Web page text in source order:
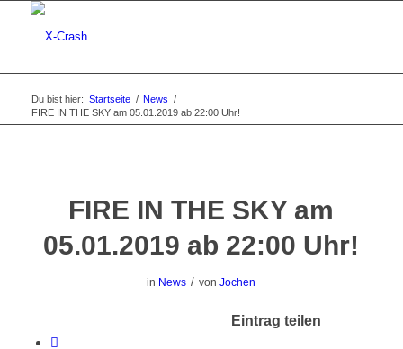
Du bist hier: Startseite / News /
FIRE IN THE SKY am 05.01.2019 ab 22:00 Uhr!
FIRE IN THE SKY am
05.01.2019 ab 22:00 Uhr!
in News / vonJochen
Eintrag teilen